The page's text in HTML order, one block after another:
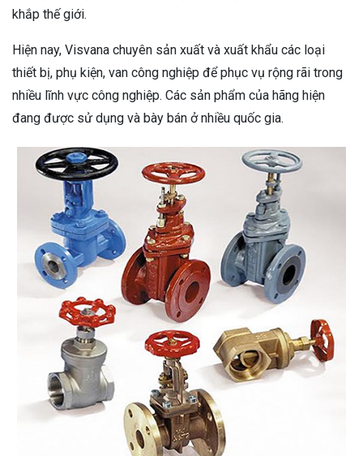
khắp thế giới.
Hiện nay, Visvana chuyên sản xuất và xuất khẩu các loại
thiết bị, phụ kiện, van công nghiệp để phục vụ rộng rãi trong
nhiều lĩnh vực công nghiệp. Các sản phẩm của hãng hiện
đang được sử dụng và bày bán ở nhiều quốc gia.